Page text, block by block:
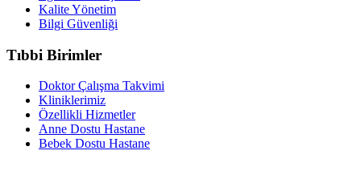
Kalite Yönetim
Bilgi Güvenliği
Tıbbi Birimler
Doktor Çalışma Takvimi
Kliniklerimiz
Özellikli Hizmetler
Anne Dostu Hastane
Bebek Dostu Hastane